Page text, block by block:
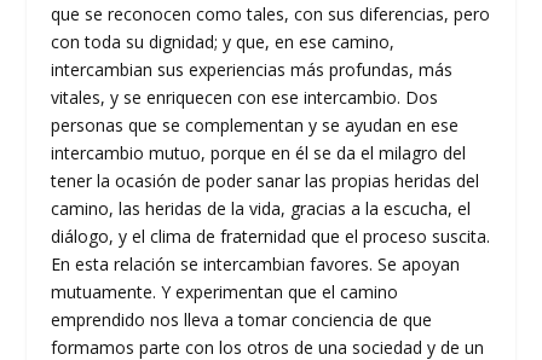
que se reconocen como tales, con sus diferencias, pero
con toda su dignidad; y que, en ese camino,
intercambian sus experiencias más profundas, más
vitales, y se enriquecen con ese intercambio. Dos
personas que se complementan y se ayudan en ese
intercambio mutuo, porque en él se da el milagro del
tener la ocasión de poder sanar las propias heridas del
camino, las heridas de la vida, gracias a la escucha, el
diálogo, y el clima de fraternidad que el proceso suscita.
En esta relación se intercambian favores. Se apoyan
mutuamente. Y experimentan que el camino
emprendido nos lleva a tomar conciencia de que
formamos parte con los otros de una sociedad y de un